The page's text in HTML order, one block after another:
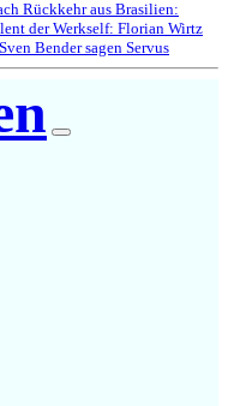
Rückkehr aus Brasilien:
der Werkself: Florian Wirtz
Bender sagen Servus